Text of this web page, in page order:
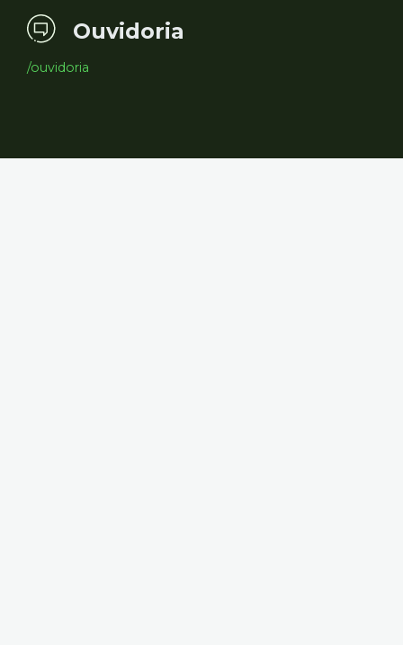
Ouvidoria
/ouvidoria